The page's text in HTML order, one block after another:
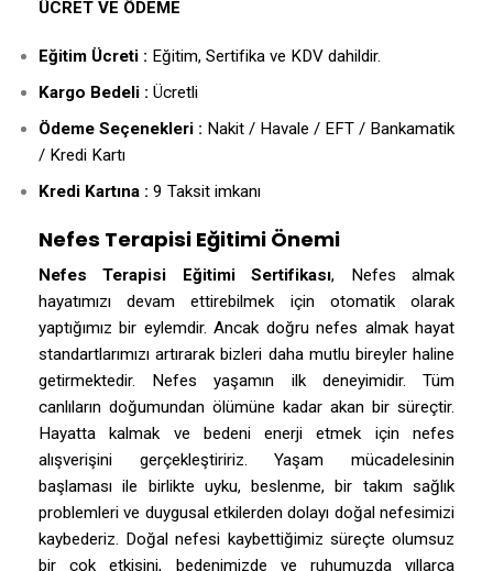
ÜCRET VE ÖDEME
Eğitim Ücreti : Eğitim, Sertifika ve KDV dahildir.
Kargo Bedeli : Ücretli
Ödeme Seçenekleri : Nakit / Havale / EFT / Bankamatik
/ Kredi Kartı
Kredi Kartına : 9 Taksit imkanı
Nefes Terapisi Eğitimi Önemi
Nefes Terapisi Eğitimi Sertifikası, Nefes almak
hayatımızı devam ettirebilmek için otomatik olarak
yaptığımız bir eylemdir. Ancak doğru nefes almak hayat
standartlarımızı artırarak bizleri daha mutlu bireyler haline
getirmektedir. Nefes yaşamın ilk deneyimidir. Tüm
canlıların doğumundan ölümüne kadar akan bir süreçtir.
Hayatta kalmak ve bedeni enerji etmek için nefes
alışverişini gerçekleştiririz. Yaşam mücadelesinin
başlaması ile birlikte uyku, beslenme, bir takım sağlık
problemleri ve duygusal etkilerden dolayı doğal nefesimizi
kaybederiz. Doğal nefesi kaybettiğimiz süreçte olumsuz
bir çok etkisini, bedenimizde ve ruhumuzda yıllarca